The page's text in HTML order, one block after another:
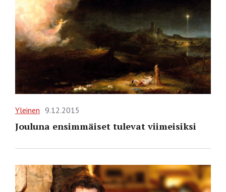
Yleinen 9.12.2015
Jouluna ensimmäiset tulevat viimeisiksi